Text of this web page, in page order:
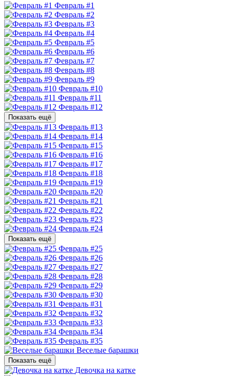
Февраль #1
Февраль #2
Февраль #3
Февраль #4
Февраль #5
Февраль #6
Февраль #7
Февраль #8
Февраль #9
Февраль #10
Февраль #11
Февраль #12
Показать ещё
Февраль #13
Февраль #14
Февраль #15
Февраль #16
Февраль #17
Февраль #18
Февраль #19
Февраль #20
Февраль #21
Февраль #22
Февраль #23
Февраль #24
Показать ещё
Февраль #25
Февраль #26
Февраль #27
Февраль #28
Февраль #29
Февраль #30
Февраль #31
Февраль #32
Февраль #33
Февраль #34
Февраль #35
Веселые барашки
Показать ещё
Девочка на катке